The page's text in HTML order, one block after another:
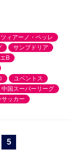
ィアーノ・ペッレ
サンプドリア
B
ユベントス
中国スーパーリーグ
サッカー
5